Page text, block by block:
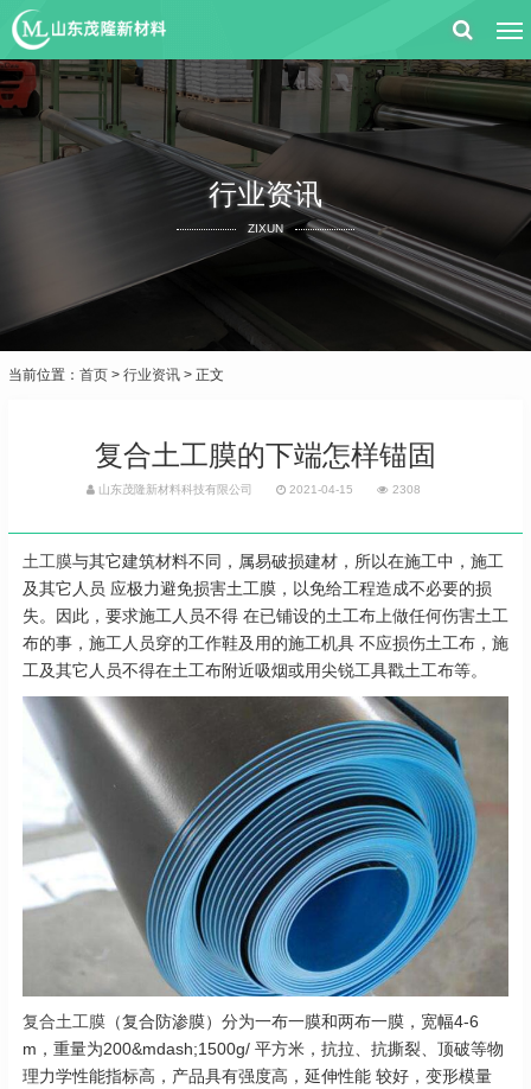
行业资讯
ZIXUN
当前位置： 首页 > 行业资讯 > 正文
复合土工膜的下端怎样锚固
山东茂隆新材料科技有限公司 2021-04-15 2308
土工膜与其它建筑材料不同，属易破损建材，所以在施工中，施工
及其它人员 应极力避免损害土工膜，以免给工程造成不必要的损
失。因此，要求施工人员不得 在已铺设的土工布上做任何伤害土工
布的事，施工人员穿的工作鞋及用的施工机具 不应损伤土工布，施
工及其它人员不得在土工布附近吸烟或用尖锐工具戳土工布等。
复合土工膜 （复合防渗膜）分为一布一膜和两布一膜，宽幅4-6
m，重量为200&mdash;1500g/ 平方米，抗拉、抗撕裂、顶破等物
理力学性能指标高，产品具有强度高，延伸性能 较好，变形模量